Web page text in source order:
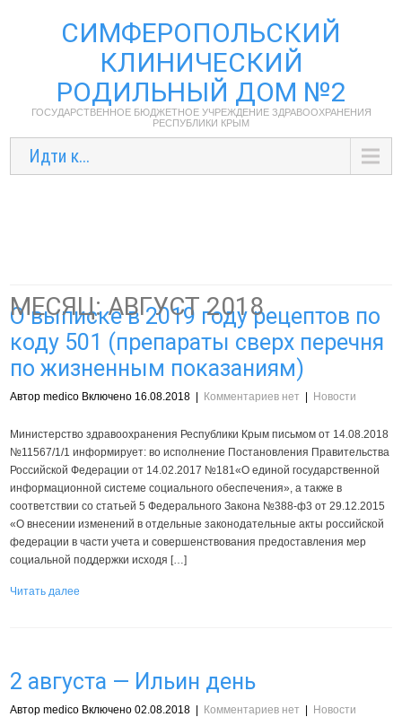
СИМФЕРОПОЛЬСКИЙ
КЛИНИЧЕСКИЙ
РОДИЛЬНЫЙ ДОМ №2
ГОСУДАРСТВЕННОЕ БЮДЖЕТНОЕ УЧРЕЖДЕНИЕ ЗДРАВООХРАНЕНИЯ
РЕСПУБЛИКИ КРЫМ
Идти к...
МЕСЯЦ:АВГУСТ 2018
О выписке в 2019 году рецептов по
коду 501 (препараты сверх перечня
по жизненным показаниям)
Автор medico Включено 16.08.2018 Комментариев нет Новости
Министерство здравоохранения Республики Крым письмом от 14.08.2018
№11567/1/1 информирует: во исполнение Постановления Правительства
Российской Федерации от 14.02.2017 №181«О единой государственной
информационной системе социального обеспечения», а также в
соответствии со статьей 5 Федерального Закона №388-ф3 от 29.12.2015
«О внесении изменений в отдельные законодательные акты российской
федерации в части учета и совершенствования предоставления мер
социальной поддержки исходя […]
Читать далее
2 августа — Ильин день
Автор medico Включено 02.08.2018 Комментариев нет Новости